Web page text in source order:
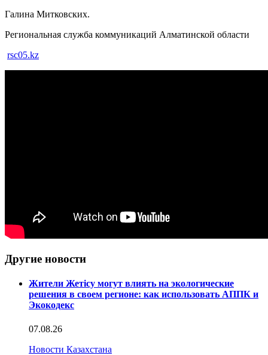
Галина Митковских.
Региональная служба коммуникаций Алматинской области
rsc05.kz
Другие новости
Жители Жетісу могут влиять на экологические
решения в своем регионе: как использовать АППК и
Экокодекс
07.08.26
Новости Казахстана